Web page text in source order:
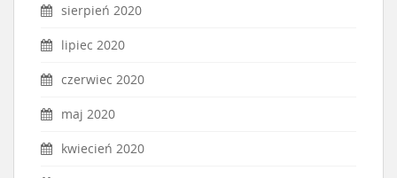
sierpień 2020
lipiec 2020
czerwiec 2020
maj 2020
kwiecień 2020